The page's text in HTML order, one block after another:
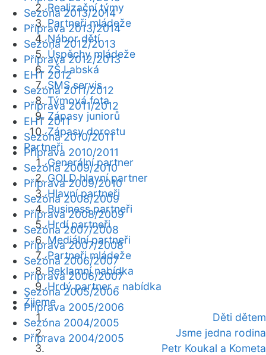
Realizační týmy
Partneři mládeže
Nábor dětí
Úspěchy mládeže
ZŠ Labská
SMS servis
Týmová fota
Zápasy juniorů
Zápasy dorostu
Partneři
Generální partner
GOLD hlavní partner
Hlavní partneři
Business partneři
Hrdí partneři
Mediální partneři
Partneři mládeže
Reklamní nabídka
Hrdý partner - nabídka
Žijeme
Děti dětem
Jsme jedna rodina
Petr Koukal a Kometa
Sezóna 2013/2014
Příprava 2013/2014
Sezóna 2012/2013
Příprava 2012/2013
EHT 2012
Sezóna 2011/2012
Příprava 2011/2012
EHT 2011
Sezóna 2010/2011
Příprava 2010/2011
Sezóna 2009/2010
Příprava 2009/2010
Sezóna 2008/2009
Příprava 2008/2009
Sezóna 2007/2008
Příprava 2007/2008
Sezóna 2006/2007
Příprava 2006/2007
Sezóna 2005/2006
Příprava 2005/2006
Sezóna 2004/2005
Příprava 2004/2005